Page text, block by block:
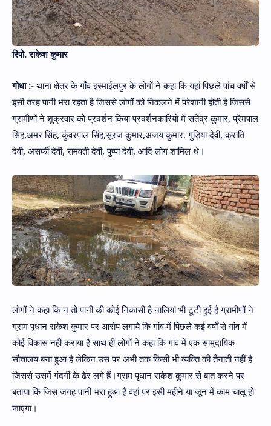
रिपो. राकेश कुमार
गोधा :- थाना क्षेत्र के गाँव इस्माईलपुर के लोगों ने कहा कि यहां पिछले पांच वर्षों से
इसी तरह पानी भरा रहता है जिससे लोगों को निकलने में परेशानी होती है जिससे
ग्रामीणों ने शुक्रवार को प्रदर्शन किया प्रदर्शनकारियों में सतेंद्र कुमार, प्रेमपाल
सिंह,अमर सिंह, कुंवरपाल सिंह,सूरज कुमार,अजय कुमार, गुड़िया देवी, क्रांति
देवी, असर्फी देवी, रामवती देवी, पुष्पा देवी, आदि लोग शामिल थे।
लोगों ने कहा कि न तो पानी की कोई निकासी है नालियां भी टूटी हुई है ग्रामीणों ने
ग्राम पृधान राकेश कुमार पर आरोप लगाये कि गांव में पिछले कई वर्षों से गांव में
कोई विकास नहीं कराया है साथ ही लोगों ने कहा कि गांव में एक सामुदायिक
सौचालय बना हुआ है लेकिन उस पर अभी तक किसी भी व्यक्ति की तैनाती नहीं है
जिससे उसमें गंदगी के ढेर लगे हैं।ग्राम पृधान राकेश कुमार से बात करने पर
बताया कि जिस जगह पानी भरा हुआ है वहां पर इसी महीने या जून में काम चालू हो
जाएगा।